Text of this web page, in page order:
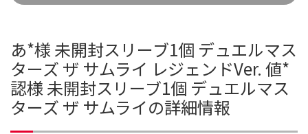
あ*様 未開封スリーブ1個 デュエルマス
ターズ ザ サムライ レジェンドVer. 値*
認様 未開封スリーブ1個 デュエルマス
ターズ ザ サムライの詳細情報